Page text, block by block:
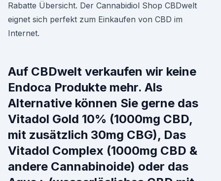
Rabatte Übersicht. Der Cannabidiol Shop CBDwelt
eignet sich perfekt zum Einkaufen von CBD im
Internet.
Auf CBDwelt verkaufen wir keine
Endoca Produkte mehr. Als
Alternative können Sie gerne das
Vitadol Gold 10% (1000mg CBD,
mit zusätzlich 30mg CBG), Das
Vitadol Complex (1000mg CBD &
andere Cannabinoide) oder das